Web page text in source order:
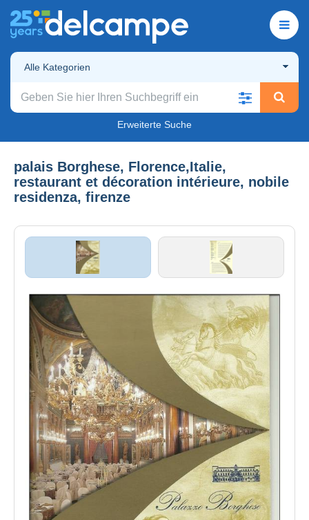
Alle Kategorien
Erweiterte Suche
palais Borghese, Florence,Italie,
restaurant et décoration intérieure, nobile
residenza, firenze